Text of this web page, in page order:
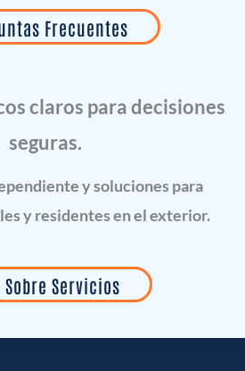
Frecuentes
claros para decisiones
seguras.
y soluciones para
y residentes en el exterior.
Sobre Servicios